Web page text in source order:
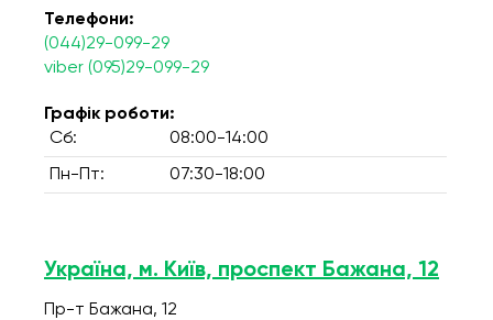
Телефони:
(044)29-099-29
viber (095)29-099-29
Графік роботи:
Сб:
08:00-14:00
Пн-Пт: 07:30-18:00
Україна, м. Київ, проспект Бажана, 12
Пр-т Бажана, 12